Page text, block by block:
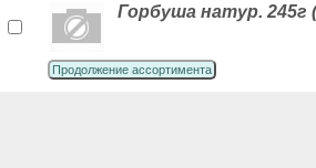
Горбуша натур. 245г
Продолжение ассортимента